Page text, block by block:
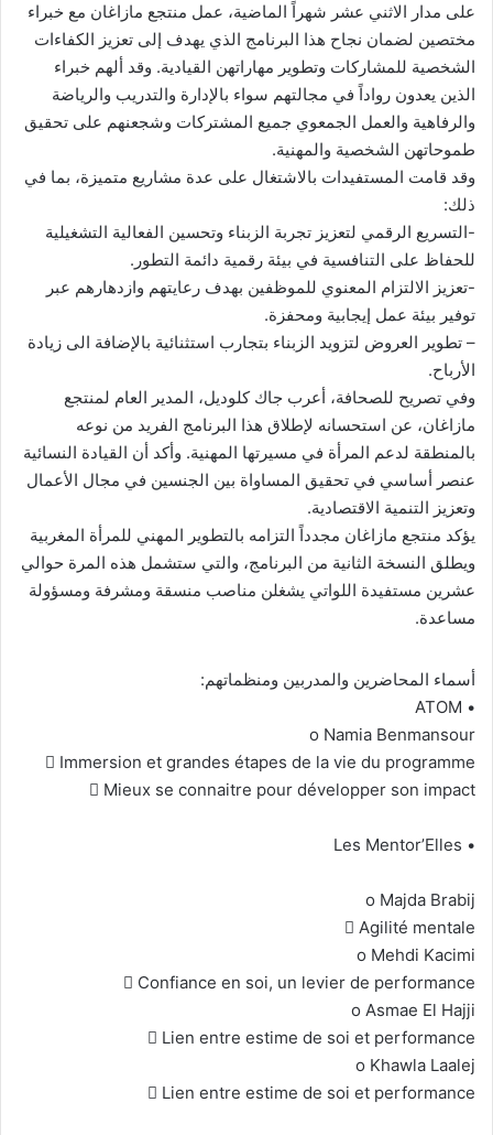
على مدار الاثني عشر شهراً الماضية، عمل منتجع مازاغان مع خبراء
مختصين لضمان نجاح هذا البرنامج الذي يهدف إلى تعزيز الكفاءات
الشخصية للمشاركات وتطوير مهاراتهن القيادية. وقد ألهم خبراء
الذين يعدون رواداً في مجالتهم سواء بالإدارة والتدريب والرياضة
والرفاهية والعمل الجمعوي جميع المشتركات وشجعنهم على تحقيق
طموحاتهن الشخصية والمهنية.
وقد قامت المستفيدات بالاشتغال على عدة مشاريع متميزة، بما في
ذلك:
-التسريع الرقمي لتعزيز تجربة الزبناء وتحسين الفعالية التشغيلية
للحفاظ على التنافسية في بيئة رقمية دائمة التطور.
-تعزيز الالتزام المعنوي للموظفين بهدف رعايتهم وازدهارهم عبر
توفير بيئة عمل إيجابية ومحفزة.
– تطوير العروض لتزويد الزبناء بتجارب استثنائية بالإضافة الى زيادة
الأرباح.
وفي تصريح للصحافة، أعرب جاك كلوديل، المدير العام لمنتجع
مازاغان، عن استحسانه لإطلاق هذا البرنامج الفريد من نوعه
بالمنطقة لدعم المرأة في مسيرتها المهنية. وأكد أن القيادة النسائية
عنصر أساسي في تحقيق المساواة بين الجنسين في مجال الأعمال
وتعزيز التنمية الاقتصادية.
يؤكد منتجع مازاغان مجدداً التزامه بالتطوير المهني للمرأة المغربية
ويطلق النسخة الثانية من البرنامج، والتي ستشمل هذه المرة حوالي
عشرين مستفيدة اللواتي يشغلن مناصب منسقة ومشرفة ومسؤولة
مساعدة.
أسماء المحاضرين والمدربين ومنظماتهم:
• ATOM
o Namia Benmansour
 Immersion et grandes étapes de la vie du programme
 Mieux se connaitre pour développer son impact
• Les Mentor’Elles
o Majda Brabij
 Agilité mentale
o Mehdi Kacimi
 Confiance en soi, un levier de performance
o Asmae El Hajji
 Lien entre estime de soi et performance
o Khawla Laalej
 Lien entre estime de soi et performance